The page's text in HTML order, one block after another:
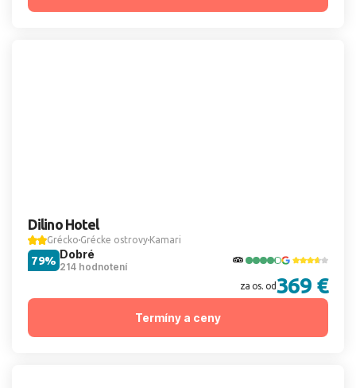
Dilino Hotel
Grécko Grécke ostrovy Kamari
Dobré
214 hodnotení
79%
za os. od 369 €
Termíny a ceny